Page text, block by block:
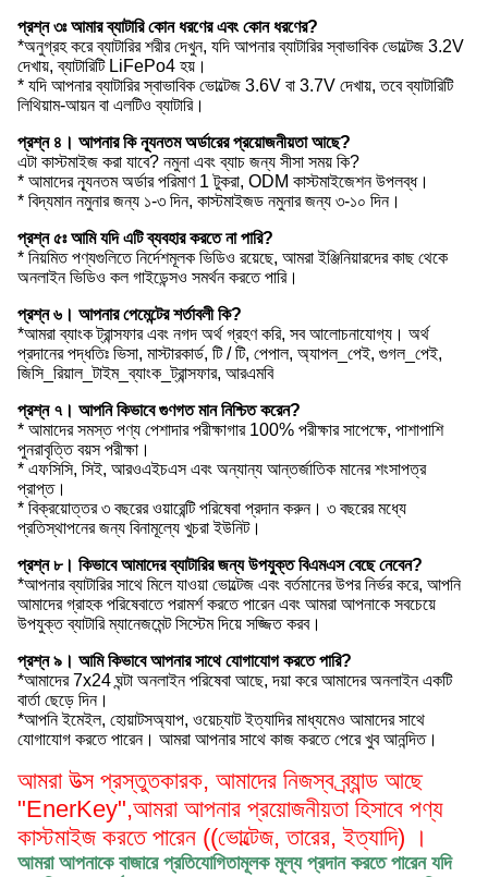
প্রশ্ন ৩ঃ আমার ব্যাটারি কোন ধরণের এবং কোন ধরণের?
*অনুগ্রহ করে ব্যাটারির শরীর দেখুন, যদি আপনার ব্যাটারির স্বাভাবিক ভোল্টেজ 3.2V
দেখায়, ব্যাটারিটি LiFePo4 হয়।
* যদি আপনার ব্যাটারির স্বাভাবিক ভোল্টেজ 3.6V বা 3.7V দেখায়, তবে ব্যাটারিটি
লিথিয়াম-আয়ন বা এলটিও ব্যাটারি।
প্রশ্ন ৪। আপনার কি ন্যূনতম অর্ডারের প্রয়োজনীয়তা আছে?
এটা কাস্টমাইজ করা যাবে? নমুনা এবং ব্যাচ জন্য সীসা সময় কি?
* আমাদের ন্যূনতম অর্ডার পরিমাণ 1 টুকরা, ODM কাস্টমাইজেশন উপলব্ধ।
* বিদ্যমান নমুনার জন্য ১-৩ দিন, কাস্টমাইজড নমুনার জন্য ৩-১০ দিন।
প্রশ্ন ৫ঃ আমি যদি এটি ব্যবহার করতে না পারি?
* নিয়মিত পণ্যগুলিতে নির্দেশমূলক ভিডিও রয়েছে, আমরা ইঞ্জিনিয়ারদের কাছ থেকে
অনলাইন ভিডিও কল গাইডেন্সও সমর্থন করতে পারি।
প্রশ্ন ৬। আপনার পেমেন্টের শর্তাবলী কি?
*আমরা ব্যাংক ট্রান্সফার এবং নগদ অর্থ গ্রহণ করি, সব আলোচনাযোগ্য। অর্থ
প্রদানের পদ্ধতিঃ ভিসা, মাস্টারকার্ড, টি / টি, পেপাল, অ্যাপল_পেই, গুগল_পেই,
জিসি_রিয়াল_টাইম_ব্যাংক_ট্রান্সফার, আরএমবি
প্রশ্ন ৭। আপনি কিভাবে গুণগত মান নিশ্চিত করেন?
* আমাদের সমস্ত পণ্য পেশাদার পরীক্ষাগার 100% পরীক্ষার সাপেক্ষে, পাশাপাশি
পুনরাবৃত্তি বয়স পরীক্ষা।
* এফসিসি, সিই, আরওএইচএস এবং অন্যান্য আন্তর্জাতিক মানের শংসাপত্র
প্রাপ্ত।
* বিক্রয়োত্তর ৩ বছরের ওয়ারেন্টি পরিষেবা প্রদান করুন। ৩ বছরের মধ্যে
প্রতিস্থাপনের জন্য বিনামূল্যে খুচরা ইউনিট।
প্রশ্ন ৮। কিভাবে আমাদের ব্যাটারির জন্য উপযুক্ত বিএমএস বেছে নেবেন?
*আপনার ব্যাটারির সাথে মিলে যাওয়া ভোল্টেজ এবং বর্তমানের উপর নির্ভর করে, আপনি
আমাদের গ্রাহক পরিষেবাতে পরামর্শ করতে পারেন এবং আমরা আপনাকে সবচেয়ে
উপযুক্ত ব্যাটারি ম্যানেজমেন্ট সিস্টেম দিয়ে সজ্জিত করব।
প্রশ্ন ৯। আমি কিভাবে আপনার সাথে যোগাযোগ করতে পারি?
*আমাদের 7x24 ঘন্টা অনলাইন পরিষেবা আছে, দয়া করে আমাদের অনলাইন একটি
বার্তা ছেড়ে দিন।
*আপনি ইমেইল, হোয়াটসঅ্যাপ, ওয়েচ্যাট ইত্যাদির মাধ্যমেও আমাদের সাথে
যোগাযোগ করতে পারেন। আমরা আপনার সাথে কাজ করতে পেরে খুব আনন্দিত।
আমরা উত্স প্রস্তুতকারক, আমাদের নিজস্ব ব্র্যান্ড আছে
"EnerKey",আমরা আপনার প্রয়োজনীয়তা হিসাবে পণ্য
কাস্টমাইজ করতে পারেন ((ভোল্টেজ, তারের, ইত্যাদি) ।
আমরা আপনাকে বাজারে প্রতিযোগিতামূলক মূল্য প্রদান করতে পারেন যদি